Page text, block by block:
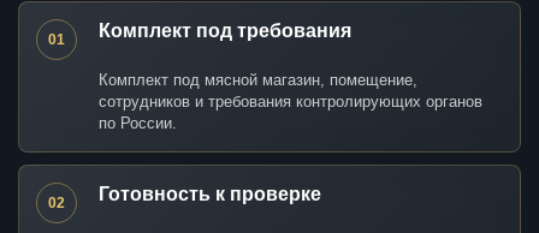
01 Комплект под требования
Комплект под мясной магазин, помещение,
сотрудников и требования контролирующих органов
по России.
02 Готовность к проверке